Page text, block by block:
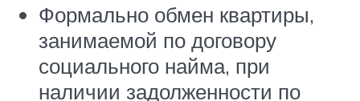
Формально обмен квартиры,
занимаемой по договору
социального найма, при
наличии задолженности по